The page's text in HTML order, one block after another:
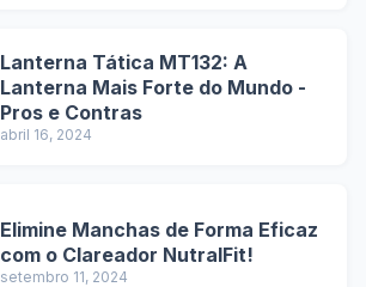
Lanterna Tática MT132: A
Lanterna Mais Forte do Mundo -
Pros e Contras
abril 16, 2024
Elimine Manchas de Forma Eficaz
com o Clareador NutralFit!
setembro 11, 2024